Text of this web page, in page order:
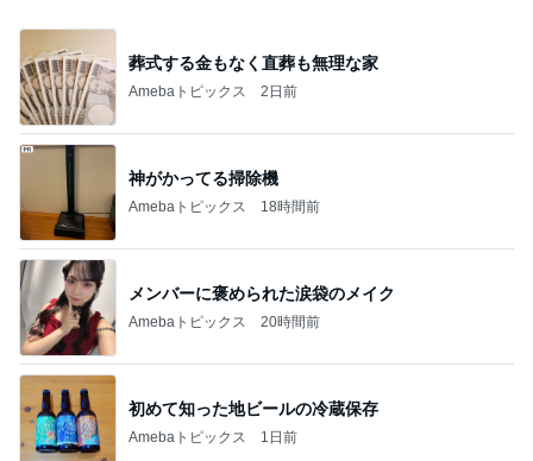
葬式する金もなく直葬も無理な家
Amebaトピックス 2日前
神がかってる掃除機
Amebaトピックス 18時間前
メンバーに褒められた涙袋のメイク
Amebaトピックス 20時間前
初めて知った地ビールの冷蔵保存
Amebaトピックス 1日前